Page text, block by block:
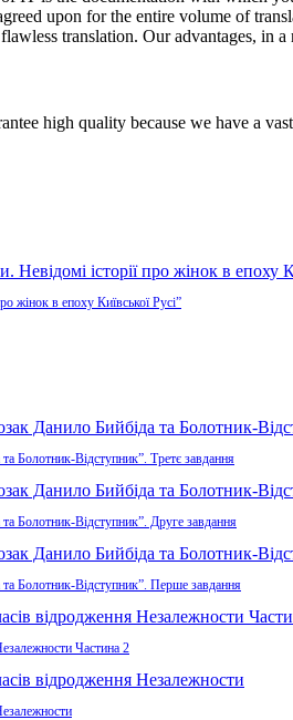
upon for the entire volume of
translation. Our advantages, in
high quality because we have a
жінок в епоху Київської Русі”
Болотник-Відступник”. Третє завдання
Болотник-Відступник”. Друге завдання
Болотник-Відступник”. Перше завдання
Частина 2